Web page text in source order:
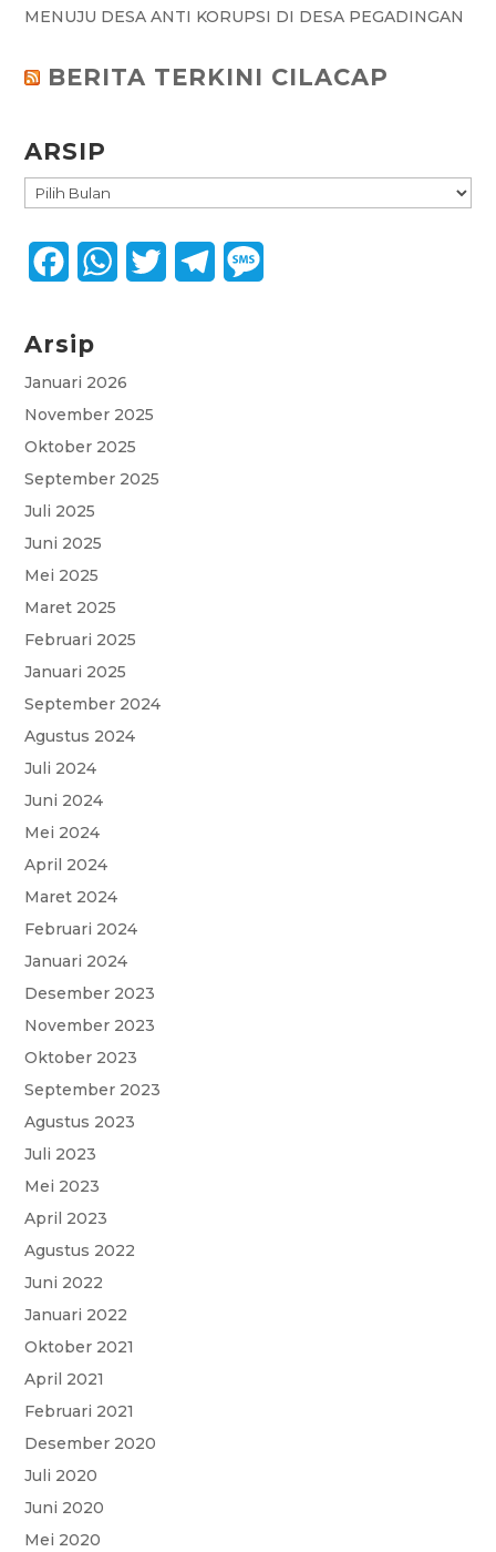
MENUJU DESA ANTI KORUPSI DI DESA PEGADINGAN
BERITA TERKINI CILACAP
ARSIP
ARSIP
c
e
b
o
k
W
t
s
T
Arsip
Januari 2026
November 2025
Oktober 2025
September 2025
Juli 2025
Juni 2025
Mei 2025
Maret 2025
Februari 2025
Januari 2025
September 2024
Agustus 2024
Juli 2024
Juni 2024
Mei 2024
April 2024
Maret 2024
Februari 2024
Januari 2024
Desember 2023
November 2023
Oktober 2023
September 2023
Agustus 2023
Juli 2023
Mei 2023
April 2023
Agustus 2022
Juni 2022
Januari 2022
Oktober 2021
April 2021
Februari 2021
Desember 2020
Juli 2020
Juni 2020
Mei 2020